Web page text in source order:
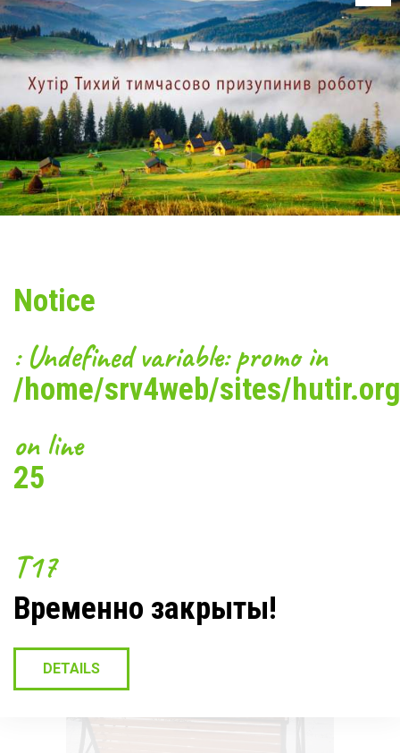
На нашем курорте также можно посетить гуцульскую баню,
фито-бочку и пройти курс оздоровительного или лечебного
массажа.
Можно долго описывать все прелести отдыха на «Хуторе
Тихом» зимой. Мы же выделим из них 5 причин, по которым
стоит посетить наш курорт:
проживание в индивидуальных комфортабельных домиках;
отдых в окружении природы, без свойственных для
большинства курортов суеты и шума;
разнообразные варианты отдыха;
курорте «Хутор Тихий» станет ярким событием,
воспоминания о котором будут дарить вам приятные
Поделиться статьей в
Notice
: Undefined variable: promo in
/home/srv4web/sites/
on line
25
T17
Временно закрыты!
DETAILS